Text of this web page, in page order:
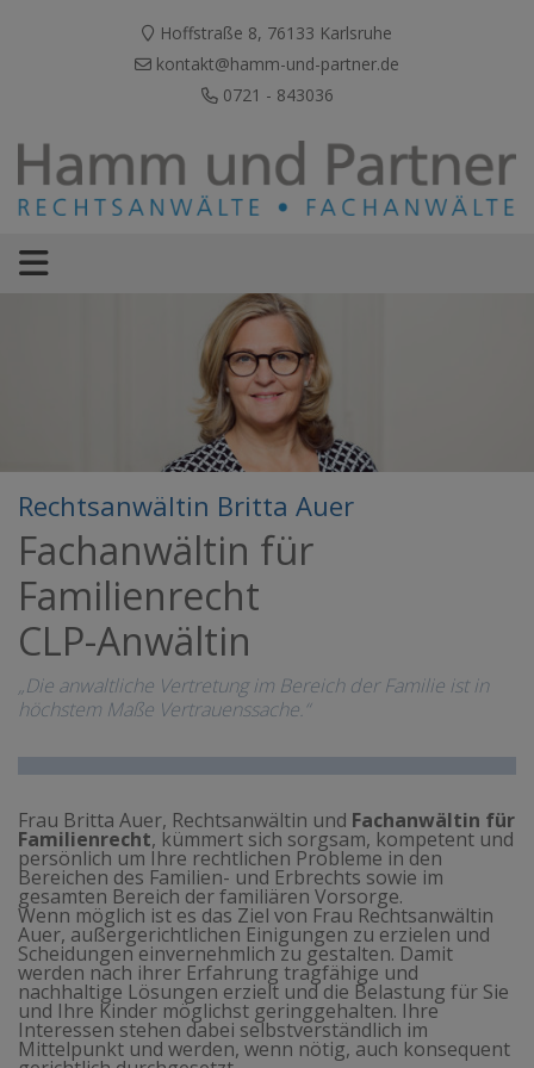
Hoffstraße 8, 76133 Karlsruhe
kontakt@hamm-und-partner.de
0721 - 843036
Rechtsanwältin Britta Auer
Fachanwältin für
Familienrecht
CLP-Anwältin
„Die anwaltliche Vertretung im Bereich der Familie ist in
höchstem Maße Vertrauenssache.“
Frau Britta Auer, Rechtsanwältin und Fachanwältin für
Familienrecht, kümmert sich sorgsam, kompetent und
persönlich um Ihre rechtlichen Probleme in den
Bereichen des Familien- und Erbrechts sowie im
gesamten Bereich der familiären Vorsorge.
Wenn möglich ist es das Ziel von Frau Rechtsanwältin
Auer, außergerichtlichen Einigungen zu erzielen und
Scheidungen einvernehmlich zu gestalten. Damit
werden nach ihrer Erfahrung tragfähige und
nachhaltige Lösungen erzielt und die Belastung für Sie
und Ihre Kinder möglichst geringgehalten. Ihre
Interessen stehen dabei selbstverständlich im
Mittelpunkt und werden, wenn nötig, auch konsequent